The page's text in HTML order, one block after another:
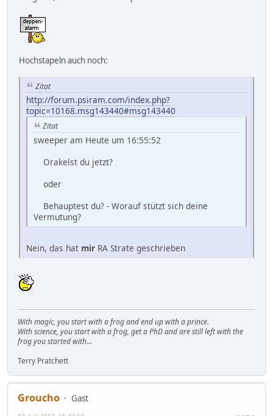
Hochstapeln auch noch:
Zitat
http://forum.psiram.com/index.php?
topic=10168.msg143440#msg143440
Zitat
sweeper am Heute um 16:55:52
Orakelst du jetzt?
oder
Behauptest du? - Worauf stützt sich deine
Vermutung?
Nein, das hat mir RA Strate geschrieben
With magic, you start with a frog and end up with a prince.
With science, you start with a frog, get a PhD and are still left with the
frog you started with...
Terry Pratchett
Groucho
Gast